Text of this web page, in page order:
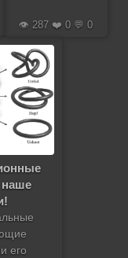
👁️ 287 ❤️ 0 💬 0
его